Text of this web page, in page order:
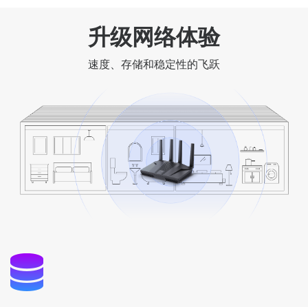
升级网络体验
速度、存储和稳定性的飞跃